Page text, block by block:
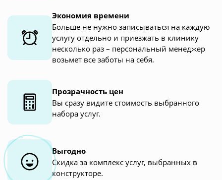
Экономия времени
Больше не нужно записываться на каждую
услугу отдельно и приезжать в клинику
несколько раз – персональный менеджер
возьмет все заботы на себя.
Прозрачность цен
Вы сразу видите стоимость выбранного
набора услуг.
Выгодно
Скидка за комплекс услуг, выбранных в
конструкторе.